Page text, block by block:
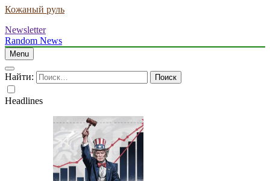
Кожаный руль
Newsletter
Random News
Menu
Найти:
Headlines